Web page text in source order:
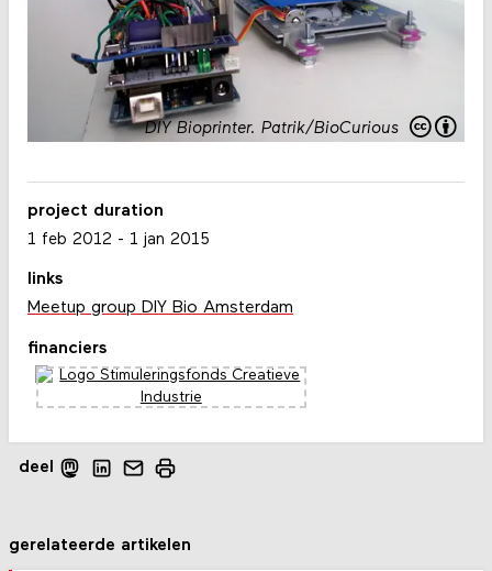
DIY Bioprinter. Patrik/BioCurious
deel
project duration
1 feb 2012 - 1 jan 2015
links
Meetup group DIY Bio Amsterdam
financiers
gerelateerde artikelen